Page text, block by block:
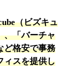
（ビズキュ
、「バーチャ
ど格安で事務
ィスを提供し